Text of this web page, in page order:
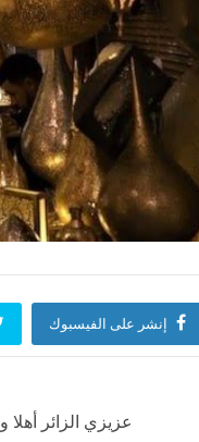
إنشر على الفيسبوك
عزيزي الزائر